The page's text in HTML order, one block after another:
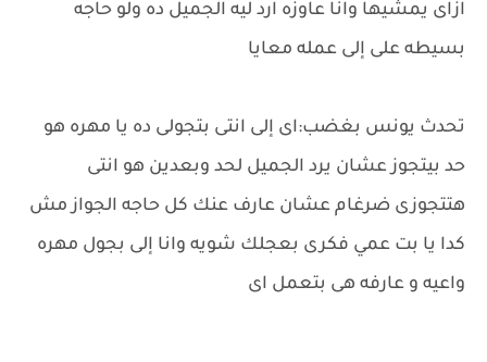
ازاى يمشيها وانا عاوزه ارد ليه الجميل ده ولو حاجه
بسيطه على إلى عمله معايا
تحدث يونس بغضب:اى إلى انتى بتجولى ده يا مهره هو
حد بيتجوز عشان يرد الجميل لحد وبعدين هو انتى
هتتجوزى ضرغام عشان عارف عنك كل حاجه الجواز مش
كدا يا بت عمي فكرى بعجلك شويه وانا إلى بجول مهره
واعيه و عارفه هى بتعمل اى